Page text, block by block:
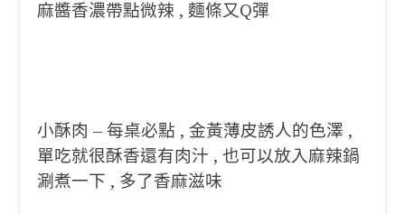
麻醬香濃帶點微辣 , 麵條又Q彈
小酥肉 – 每桌必點 , 金黃薄皮誘人的色澤 ,
單吃就很酥香還有肉汁 , 也可以放入麻辣鍋
涮煮一下 , 多了香麻滋味